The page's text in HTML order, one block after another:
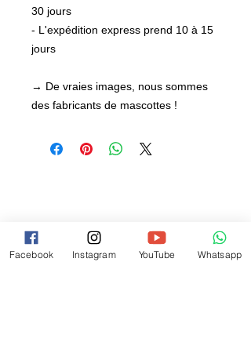
30 jours
- L'expédition express prend 10 à 15
jours
→ De vraies images, nous sommes
des fabricants de mascottes !
Facebook Instagram YouTube Whatsapp